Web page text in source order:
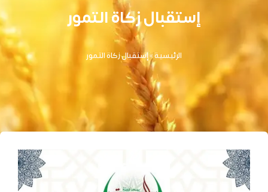
إستقبال زكاة التمور
الرئيسية»إستقبال زكاة التمور